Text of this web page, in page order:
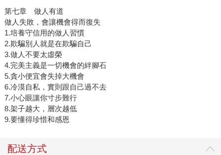
第七章 做人有道
做人失敗，會讓機會得而復失
1.培養守信用的做人習慣
2.欺騙別人就是在欺騙自己
3.做人不要太虛榮
4.完美主義是一切機會的絆腳石
5.貪小便宜會失掉大機會
6.冷漠自私，實則跟自己過不去
7.小心眼讓你寸步難行
8.架子越大，層次越低
9.要懂得珍惜和感恩
配送方式